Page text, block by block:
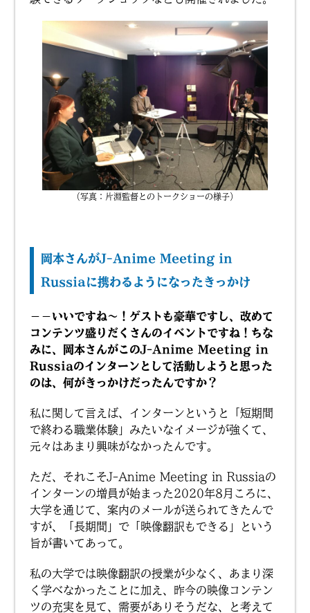
（写真：片淵監督とのトークショーの様子）
岡本さんがJ-Anime Meeting in
Russiaに携わるようになったきっかけ
－－いいですね〜！ゲストも豪華ですし、改めて
コンテンツ盛りだくさんのイベントですね！ちな
みに、岡本さんがこのJ-Anime Meeting in
Russiaのインターンとして活動しようと思った
のは、何がきっかけだったんですか？
私に関して言えば、インターンというと「短期間
で終わる職業体験」みたいなイメージが強くて、
元々はあまり興味がなかったんです。
ただ、それこそJ-Anime Meeting in Russiaの
インターンの増員が始まった2020年8月ころに、
大学を通じて、案内のメールが送られてきたんで
すが、「長期間」で「映像翻訳もできる」という
旨が書いてあって。
私の大学では映像翻訳の授業が少なく、あまり深
く学べなかったことに加え、昨今の映像コンテン
ツの充実を見て、需要がありそうだな、と考えて